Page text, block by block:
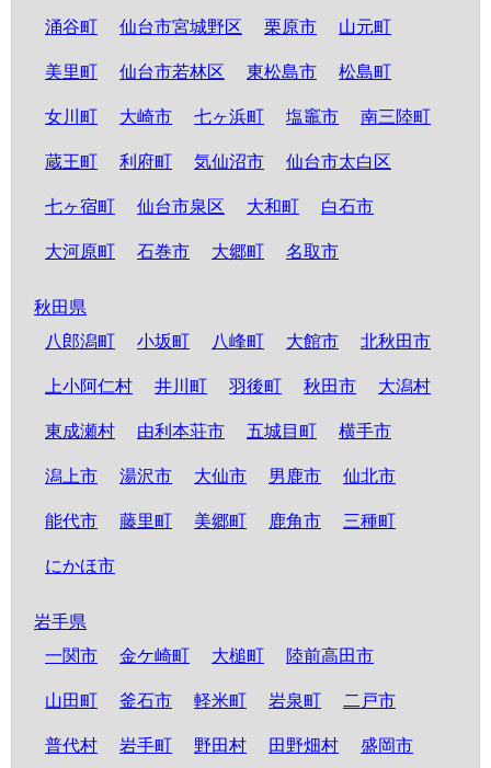
涌谷町 仙台市宮城野区 栗原市 山元町
美里町 仙台市若林区 東松島市 松島町
女川町 大崎市 七ヶ浜町 塩竈市 南三陸町
蔵王町 利府町 気仙沼市 仙台市太白区
七ヶ宿町 仙台市泉区 大和町 白石市
大河原町 石巻市 大郷町 名取市
秋田県
八郎潟町
小坂町 八峰町 大館市 北秋田市
上小阿仁村 井川町 羽後町 秋田市 大潟村
東成瀬村 由利本荘市 五城目町 横手市
潟上市 湯沢市 大仙市 男鹿市 仙北市
能代市 藤里町 美郷町 鹿角市 三種町
にかほ市
岩手県
一関市
金ケ崎町 大槌町 陸前高田市
山田町 釜石市 軽米町 岩泉町 二戸市
普代村 岩手町 野田村 田野畑村 盛岡市